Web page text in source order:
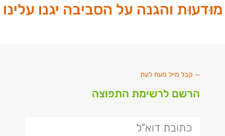
מוּדעוּת והגנה על הסביבה יגנו עלינו
קבל מייל מעת לעת
הרשם לרשימת התפוצה